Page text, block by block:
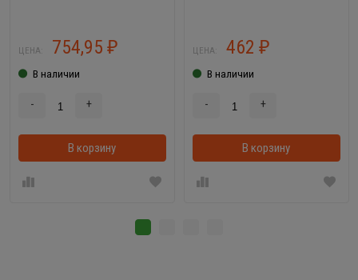
ЦЕНА: 754,95 ₽
В наличии
- +
В корзину В корзинке
ЦЕНА: 462 ₽
В наличии
- +
В корзину